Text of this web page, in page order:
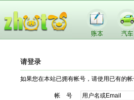
请登录
如果您在本站已拥有帐号，请使用已有的
帐 号